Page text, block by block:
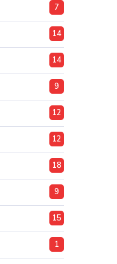
7
14
14
9
12
12
18
9
15
1